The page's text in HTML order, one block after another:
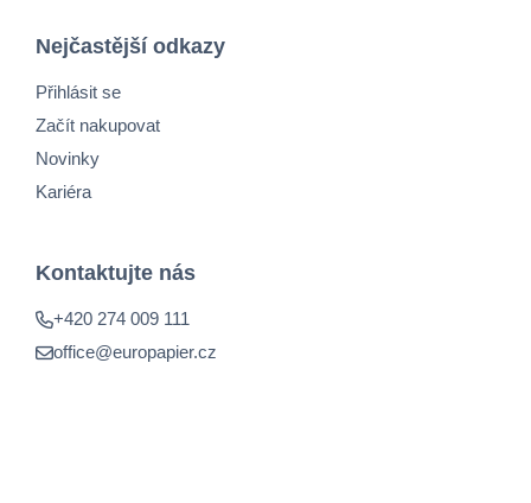
Nejčastější odkazy
Přihlásit se
Začít nakupovat
Novinky
Kariéra
Kontaktujte nás
+420 274 009 111
office@europapier.cz